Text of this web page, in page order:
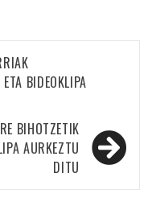
BIDEOKLIPA
BIHOTZETIK
AURKEZTU
DITU